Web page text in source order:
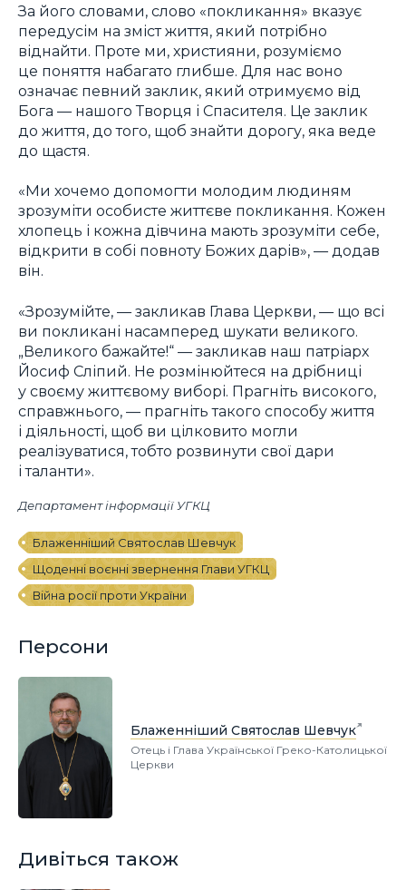
За його словами, слово «покликання» вказує
передусім на зміст життя, який потрібно
віднайти. Проте ми, християни, розуміємо
це поняття набагато глибше. Для нас воно
означає певний заклик, який отримуємо від
Бога — нашого Творця і Спасителя. Це заклик
до життя, до того, щоб знайти дорогу, яка веде
до щастя.
«Ми хочемо допомогти молодим людиням
зрозуміти особисте життєве покликання. Кожен
хлопець і кожна дівчина мають зрозуміти себе,
відкрити в собі повноту Божих дарів», — додав
він.
«Зрозумійте, — закликав Глава Церкви, — що всі
ви покликані насамперед шукати великого.
„Великого бажайте!“ — закликав наш патріарх
Йосиф Сліпий. Не розмінюйтеся на дрібниці
у своєму життєвому виборі. Прагніть високого,
справжнього, — прагніть такого способу життя
і діяльності, щоб ви цілковито могли
реалізуватися, тобто розвинути свої дари
і таланти».
Департамент інформації УГКЦ
Блаженніший Святослав Шевчук
Щоденні воєнні звернення Глави УГКЦ
Війна росії проти України
Персони
Блаженніший Святослав Шевчук
Отець і Глава Української Греко-Католицької
Церкви
Дивіться також